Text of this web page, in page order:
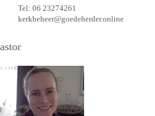
Tel: 06 23274261
kerkbeheer@goedeherder.online